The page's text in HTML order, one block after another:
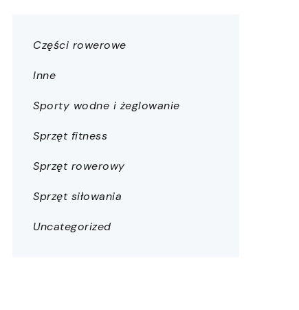
Części rowerowe
Inne
Sporty wodne i żeglowanie
Sprzęt fitness
Sprzęt rowerowy
Sprzęt siłowania
Uncategorized